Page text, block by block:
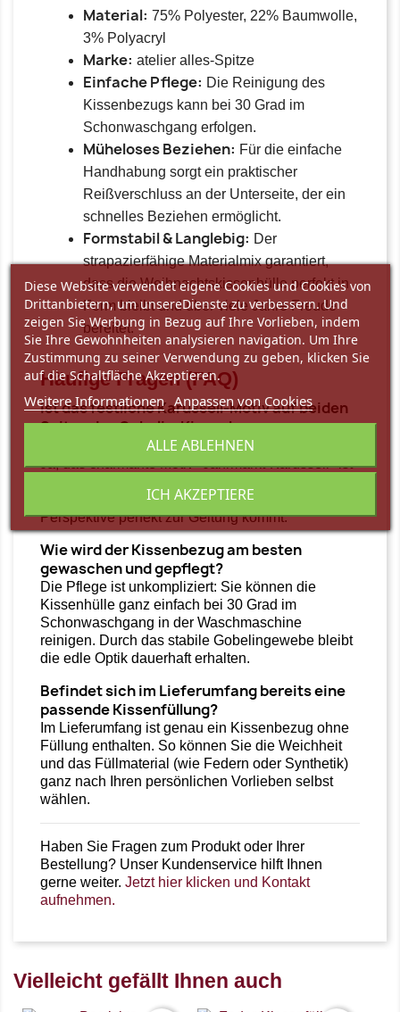
Material: 75% Polyester, 22% Baumwolle,
3% Polyacryl
Marke: atelier alles-Spitze
Einfache Pflege: Die Reinigung des
Kissenbezugs kann bei 30 Grad im
Schonwaschgang erfolgen.
Müheloses Beziehen: Für die einfache
Handhabung sorgt ein praktischer
Reißverschluss an der Unterseite, der ein
schnelles Beziehen ermöglicht.
Formstabil & Langlebig: Der
strapazierfähige Materialmix garantiert,
dass die Weihnachtskissenhülle perfekt in
Form bleibt und über viele Jahre Freude
bereitet.
Häufige Fragen (FAQ)
Ist das festliche Karussell-Motiv auf beiden
Seiten des Gobelin-Kissenbezugs
Ja, das charmante Motiv "Jahrmarkt-Karussell" ist
das Kissen auf Ihrem Sofa oder Sessel aus jeder
Perspektive perfekt zur Geltung kommt.
Wie wird der Kissenbezug am besten
gewaschen und gepflegt?
Die Pflege ist unkompliziert: Sie können die
Kissenhülle ganz einfach bei 30 Grad im
Schonwaschgang in der Waschmaschine
reinigen. Durch das stabile Gobelingewebe bleibt
die edle Optik dauerhaft erhalten.
Befindet sich im Lieferumfang bereits eine
passende Kissenfüllung?
Im Lieferumfang ist genau ein Kissenbezug ohne
Füllung enthalten. So können Sie die Weichheit
und das Füllmaterial (wie Federn oder Synthetik)
ganz nach Ihren persönlichen Vorlieben selbst
wählen.
Haben Sie Fragen zum Produkt oder Ihrer
Bestellung? Unser Kundenservice hilft Ihnen
gerne weiter. Jetzt hier klicken und Kontakt
aufnehmen.
Vielleicht gefällt Ihnen auch
Diese Website verwendet eigene Cookies und Cookies von
Drittanbietern, um unsereDienste zu verbessern. Und
zeigen Sie Werbung in Bezug auf Ihre Vorlieben, indem
Sie Ihre Gewohnheiten analysieren navigation. Um Ihre
Zustimmung zu seiner Verwendung zu geben, klicken Sie
auf die Schaltfläche Akzeptieren.
Weitere Informationen Anpassen von Cookies
ALLE ABLEHNEN
ICH AKZEPTIERE